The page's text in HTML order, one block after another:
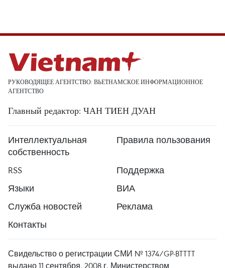
РУКОВОДЯЩЕЕ АГЕНТСТВО: ВЬЕТНАМСКОЕ ИНФОРМАЦИОННОЕ
АГЕНТСТВО
Главный редактор: ЧАН ТИЕН ДУАН
Интеллектуальная
собственность
Правила пользования
RSS
Поддержка
Языки
ВИА
Служба новостей
Реклама
Контакты
Свидельство о регистрации СМИ № 1374/GP-BTTTT
выдано 11 сентября, 2008 г. Министерством